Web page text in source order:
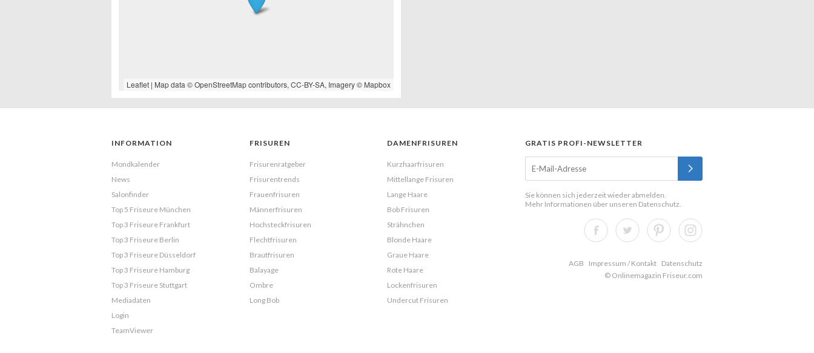
Leaflet| Map data ©OpenStreetMapcontributors, CC-BY-SA, Imagery © Mapbox
INFORMATION
Mondkalender
News
Salonfinder
Top 5 Friseure München
Top 3 Friseure Frankfurt
Top 3 Friseure Berlin
Top 3 Friseure Düsseldorf
Top 3 Friseure Hamburg
Top 3 Friseure Stuttgart
Mediadaten
Login
TeamViewer
FRISUREN
Frisurenratgeber
Frisurentrends
Frauenfrisuren
Männerfrisuren
Hochsteckfrisuren
Flechtfrisuren
Brautfrisuren
Balayage
Ombre
Long Bob
DAMENFRISUREN
Kurzhaarfrisuren
Mittellange Frisuren
Lange Haare
Bob Frisuren
Strähnchen
Blonde Haare
Graue Haare
Rote Haare
Lockenfrisuren
Undercut Frisuren
GRATIS PROFI-NEWSLETTER
Sie können sich jederzeit wieder abmelden.
Mehr Informationen über unseren Datenschutz.
AGB Impressum / Kontakt
Datenschutz
© Onlinemagazin Friseur.com